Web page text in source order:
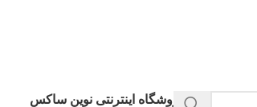
فروشگاه اینترنتی نوین ساکس